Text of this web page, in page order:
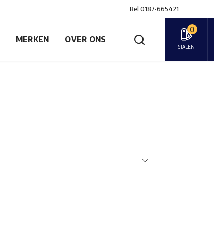
Bel 0187-665421
MERKEN OVER ONS
0
STALEN